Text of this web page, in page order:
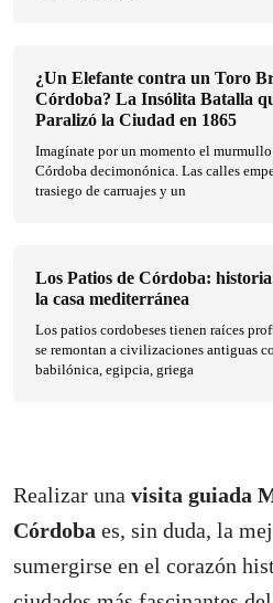
Realizar una visita guiada
Córdoba es, sin duda, la
sumergirse en el corazón
¿Un Elefante contra un Toro
Córdoba? La Insólita Batalla
Paralizó la Ciudad en 1865
Imagínate por un momento el murmullo
Córdoba decimonónica. Las calles
trasiego de carruajes y un
Los Patios de Córdoba:
la casa mediterránea
Los patios cordobeses tienen raíces
se remontan a civilizaciones antiguas
babilónica, egipcia, griega